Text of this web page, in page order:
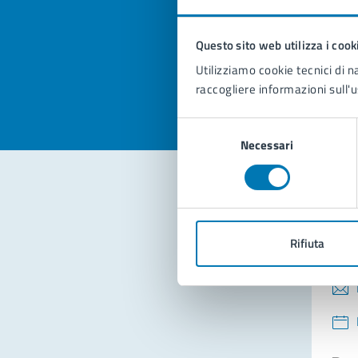
Questo sito web utilizza i
Utilizziamo cookie tecnici di
raccogliere informazioni
del
Necessari
Rifiuta
Valuta la